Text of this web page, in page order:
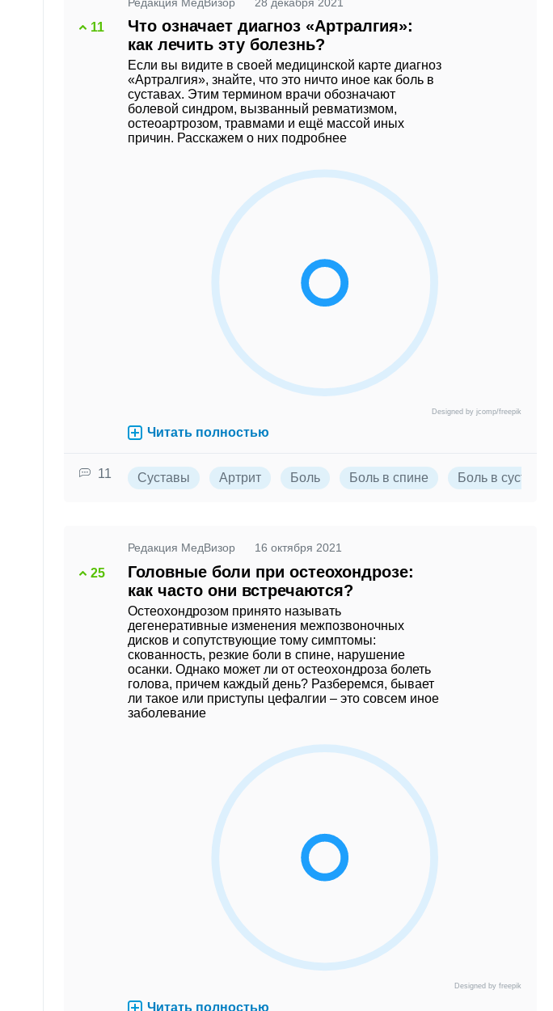
Диета и здоровое
Женское здоровье
лимфома
Остеопороз
Отравления
Холестерин
11
Что означает диагноз «Артралгия»:
как лечить эту болезнь?
Если вы видите в своей медицинской карте диагноз
«Артралгия», знайте, что это ничто иное как боль в
суставах. Этим термином врачи обозначают
болевой синдром, вызванный ревматизмом,
остеоартрозом, травмами и ещё массой иных
причин. Расскажем о них подробнее
Designed by jcomp/freepik
Читать полностью
11 Суставы Артрит Боль Боль в спине Боль в суставах
25
Редакция МедВизор 16 октября 2021
Головные боли при остеохондрозе:
как часто они встречаются?
Остеохондрозом принято называть
дегенеративные изменения межпозвоночных
дисков и сопутствующие тому симптомы:
скованность, резкие боли в спине, нарушение
осанки. Однако может ли от остеохондроза болеть
голова, причем каждый день? Разберемся, бывает
ли такое или приступы цефалгии – это совсем иное
заболевание
Designed by freepik
Читать полностью